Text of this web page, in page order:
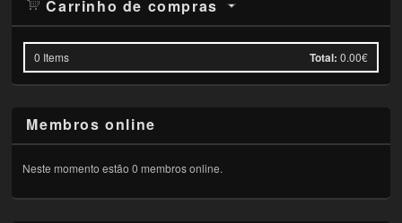
Carrinho de compras
0 Items Total: 0.00€
Membros online
Neste momento estão 0 membros online.